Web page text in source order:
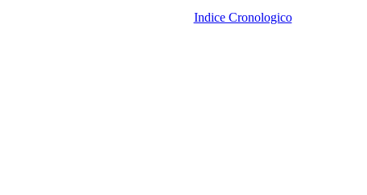
Indice Cronologico